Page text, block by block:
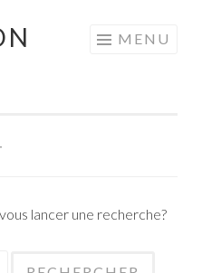
MENU
lancer une recherche?